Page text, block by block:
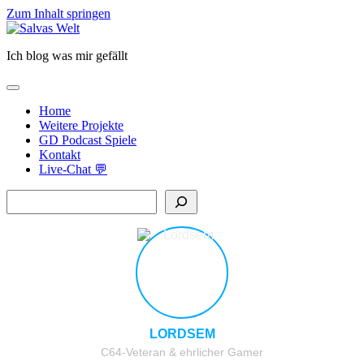
Zum Inhalt springen
Salvas
Ich blog was mir gefällt
open
primary
menu Home
Weitere Projekte
GD Podcast Spiele
Kontakt
Live-Chat 💬
LORDSEM
C64-Veteran & ehrlicher Gamer